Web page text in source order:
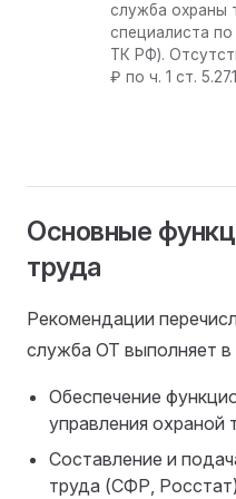
служба охраны
специалиста
ТК РФ).
₽ по ч. 1 ст.
Основные
труда
Рекомендации
служба ОТ выполняет в
Обеспечение
управления охраной
Составление и
труда (СФР,